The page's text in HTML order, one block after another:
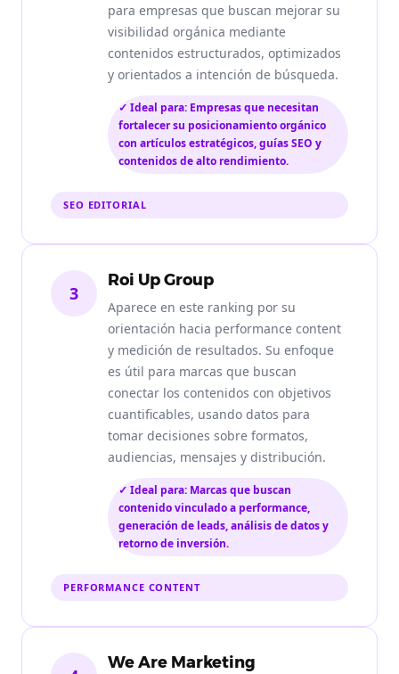
para empresas que buscan mejorar su
visibilidad orgánica mediante
contenidos estructurados, optimizados
y orientados a intención de búsqueda.
✓ Ideal para: Empresas que necesitan
fortalecer su posicionamiento orgánico
con artículos estratégicos, guías SEO y
contenidos de alto rendimiento.
SEO EDITORIAL
3
Roi Up Group
Aparece en este ranking por su
orientación hacia performance content
y medición de resultados. Su enfoque
es útil para marcas que buscan
conectar los contenidos con objetivos
cuantificables, usando datos para
tomar decisiones sobre formatos,
audiencias, mensajes y distribución.
✓ Ideal para: Marcas que buscan
contenido vinculado a performance,
generación de leads, análisis de datos y
retorno de inversión.
PERFORMANCE CONTENT
We Are Marketing